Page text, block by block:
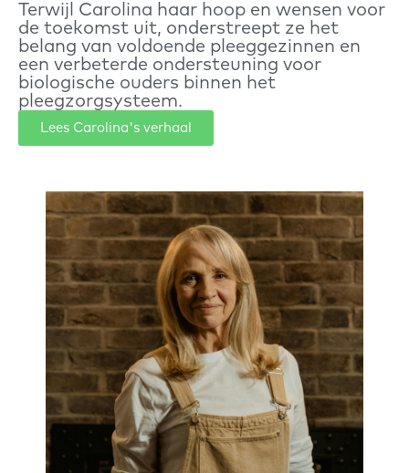
Terwijl Carolina haar hoop en wensen voor
de toekomst uit, onderstreept ze het
belang van voldoende pleeggezinnen en
een verbeterde ondersteuning voor
biologische ouders binnen het
pleegzorgsysteem.
Lees Carolina's verhaal